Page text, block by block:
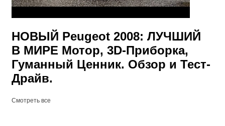
НОВЫЙ Peugeot 2008: ЛУЧШИЙ
В МИРЕ Мотор, 3D-Приборка,
Гуманный Ценник. Обзор и Тест-
Драйв.
Смотреть все